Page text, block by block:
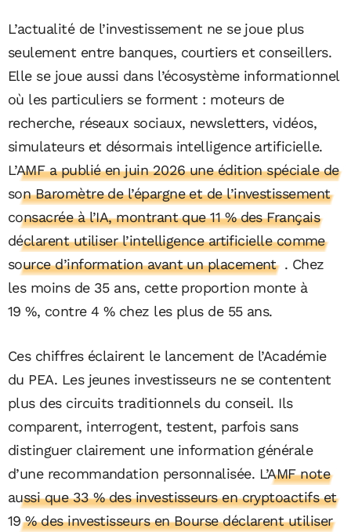
L’actualité de l’investissement ne se joue plus
seulement entre banques, courtiers et conseillers.
Elle se joue aussi dans l’écosystème informationnel
où les particuliers se forment : moteurs de
recherche, réseaux sociaux, newsletters, vidéos,
simulateurs et désormais intelligence artificielle.
L’AMF a publié en juin 2026 une édition spéciale de
son Baromètre de l’épargne et de l’investissement
consacrée à l’IA, montrant que 11 % des Français
déclarent utiliser l’intelligence artificielle comme
source d’information avant un placement . Chez
les moins de 35 ans, cette proportion monte à
19 %, contre 4 % chez les plus de 55 ans.
Ces chiffres éclairent le lancement de l’Académie
du PEA. Les jeunes investisseurs ne se contentent
plus des circuits traditionnels du conseil. Ils
comparent, interrogent, testent, parfois sans
distinguer clairement une information générale
d’une recommandation personnalisée. L’AMF note
aussi que 33 % des investisseurs en cryptoactifs et
19 % des investisseurs en Bourse déclarent utiliser